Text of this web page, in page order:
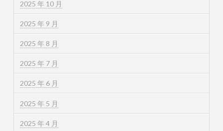
2025 年 10 月
2025 年 9 月
2025 年 8 月
2025 年 7 月
2025 年 6 月
2025 年 5 月
2025 年 4 月